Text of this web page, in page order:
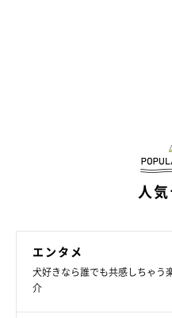
人
エンタメ
犬好きなら誰でも共感しちゃう
介